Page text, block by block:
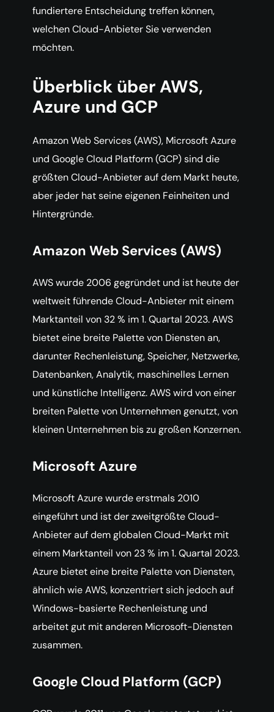
fundiertere Entscheidung treffen können,
welchen Cloud-Anbieter Sie verwenden
möchten.
Überblick über AWS,
Azure und GCP
Amazon Web Services (AWS), Microsoft Azure
und Google Cloud Platform (GCP) sind die
größten Cloud-Anbieter auf dem Markt heute,
aber jeder hat seine eigenen Feinheiten und
Hintergründe.
Amazon Web Services (AWS)
AWS wurde 2006 gegründet und ist heute der
weltweit führende Cloud-Anbieter mit einem
Marktanteil von 32 % im 1. Quartal 2023. AWS
bietet eine breite Palette von Diensten an,
darunter Rechenleistung, Speicher, Netzwerke,
Datenbanken, Analytik, maschinelles Lernen
und künstliche Intelligenz. AWS wird von einer
breiten Palette von Unternehmen genutzt, von
kleinen Unternehmen bis zu großen Konzernen.
Microsoft Azure
Microsoft Azure wurde erstmals 2010
eingeführt und ist der zweitgrößte Cloud-
Anbieter auf dem globalen Cloud-Markt mit
einem Marktanteil von 23 % im 1. Quartal 2023.
Azure bietet eine breite Palette von Diensten,
ähnlich wie AWS, konzentriert sich jedoch auf
Windows-basierte Rechenleistung und
arbeitet gut mit anderen Microsoft-Diensten
zusammen.
Google Cloud Platform (GCP)